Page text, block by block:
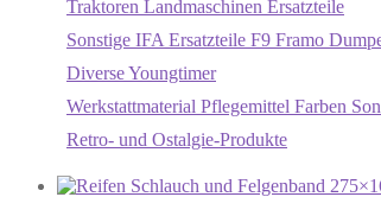
Traktoren Landmaschinen Ersatzteile
Sonstige IFA Ersatzteile F9 Framo
Diverse Youngtimer
Werkstattmaterial Pflegemittel Farben
Retro- und Ostalgie-Produkte